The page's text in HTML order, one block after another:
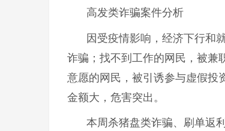
高发类诈骗案件分析
因受疫情影响，经济下行和
诈骗；找不到工作的网民，被兼
意愿的网民，被引诱参与虚假投
金额大，危害突出。
本周杀猪盘类诈骗、刷单返